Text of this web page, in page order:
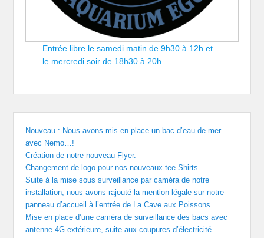
Entrée libre le samedi matin de 9h30 à 12h et
le mercredi soir de 18h30 à 20h.
Nouveau : Nous avons mis en place un bac d’eau de mer
avec Nemo…!
Création de notre nouveau Flyer.
Changement de logo pour nos nouveaux tee-Shirts.
Suite à la mise sous surveillance par caméra de notre
installation, nous avons rajouté la mention légale sur notre
panneau d’accueil à l’entrée de La Cave aux Poissons.
Mise en place d’une caméra de surveillance des bacs avec
antenne 4G extérieure, suite aux coupures d’électricité…